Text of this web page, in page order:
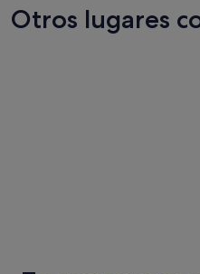
Otros lugares